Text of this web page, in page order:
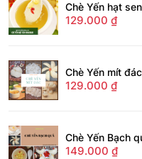
Chè Yến hạt
129.000 ₫
Chè Yến mít đác
129.000 ₫
Chè Yến Bạch
149.000 ₫